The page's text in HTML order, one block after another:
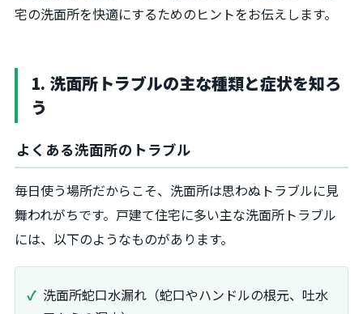
宅の洗面所を快適にするためのヒントをお伝えします。
1. 洗面所トラブルの主な種類と症状を知ろ
う
よくある洗面所のトラブル
毎日使う場所だからこそ、洗面所は思わぬトラブルに見
舞われがちです。戸建て住宅に多い主な洗面所トラブル
には、以下のようなものがあります。
洗面所蛇口水漏れ（蛇口やハンドルの根元、吐水